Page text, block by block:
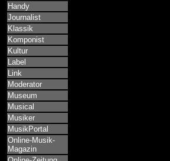
Handy
Journalist
Klassik
Komponist
Kultur
Label
Link
Moderator
Museum
Musical
Musiker
MusikPortal
Online-Musik-
Magazin